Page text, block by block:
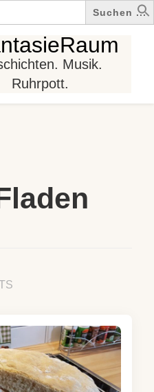
Musik.
Ruhrpott.